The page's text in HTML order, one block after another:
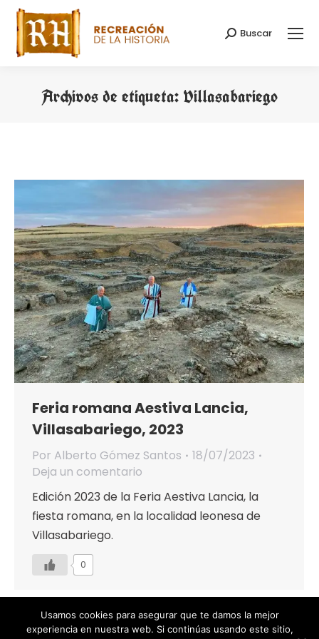
Buscar:
Buscar
Archivos de etiqueta: Villasabariego
Feria romana Aestiva Lancia,
Villasabariego, 2023
Por Alberto Gómez Santos
18/07/2023
Deja un comentario
Edición 2023 de la Feria Aestiva Lancia, la
fiesta romana, en la localidad leonesa de
Villasabariego.
0
Usamos cookies para asegurar que te damos la mejor
experiencia en nuestra web. Si continúas usando este sitio,